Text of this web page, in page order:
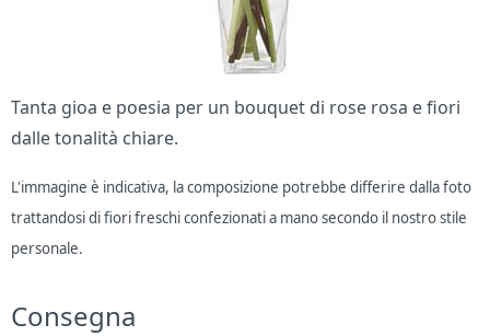
Tanta gioa e poesia per un bouquet di rose rosa e fiori
dalle tonalità chiare.
L'immagine è indicativa, la composizione potrebbe differire dalla foto
trattandosi di fiori freschi confezionati a mano secondo il nostro stile
personale.
Consegna